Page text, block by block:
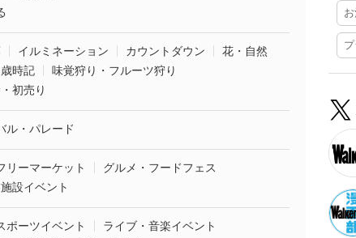
イルミネーション カウントダウン
花・自然
時記
味覚狩り・フルーツ狩り
初売り
ル・パレード
リーマーケット
グルメ・フードフェス
設イベント
ポーツイベント
ライブ・音楽イベント